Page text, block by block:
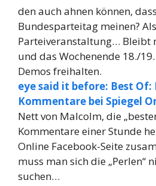
den auch ahnen können,
Bundesparteitag meinen?
Parteiveranstaltung… Bleibt
und das Wochenende 18./
Demos freihalten.
eye said it before: Best Of:
Kommentare bei Spiegel
Nett von Malcolm, die
Kommentare einer Stunde
Online Facebook-Seite
muss man sich die „Perlen“
suchen…